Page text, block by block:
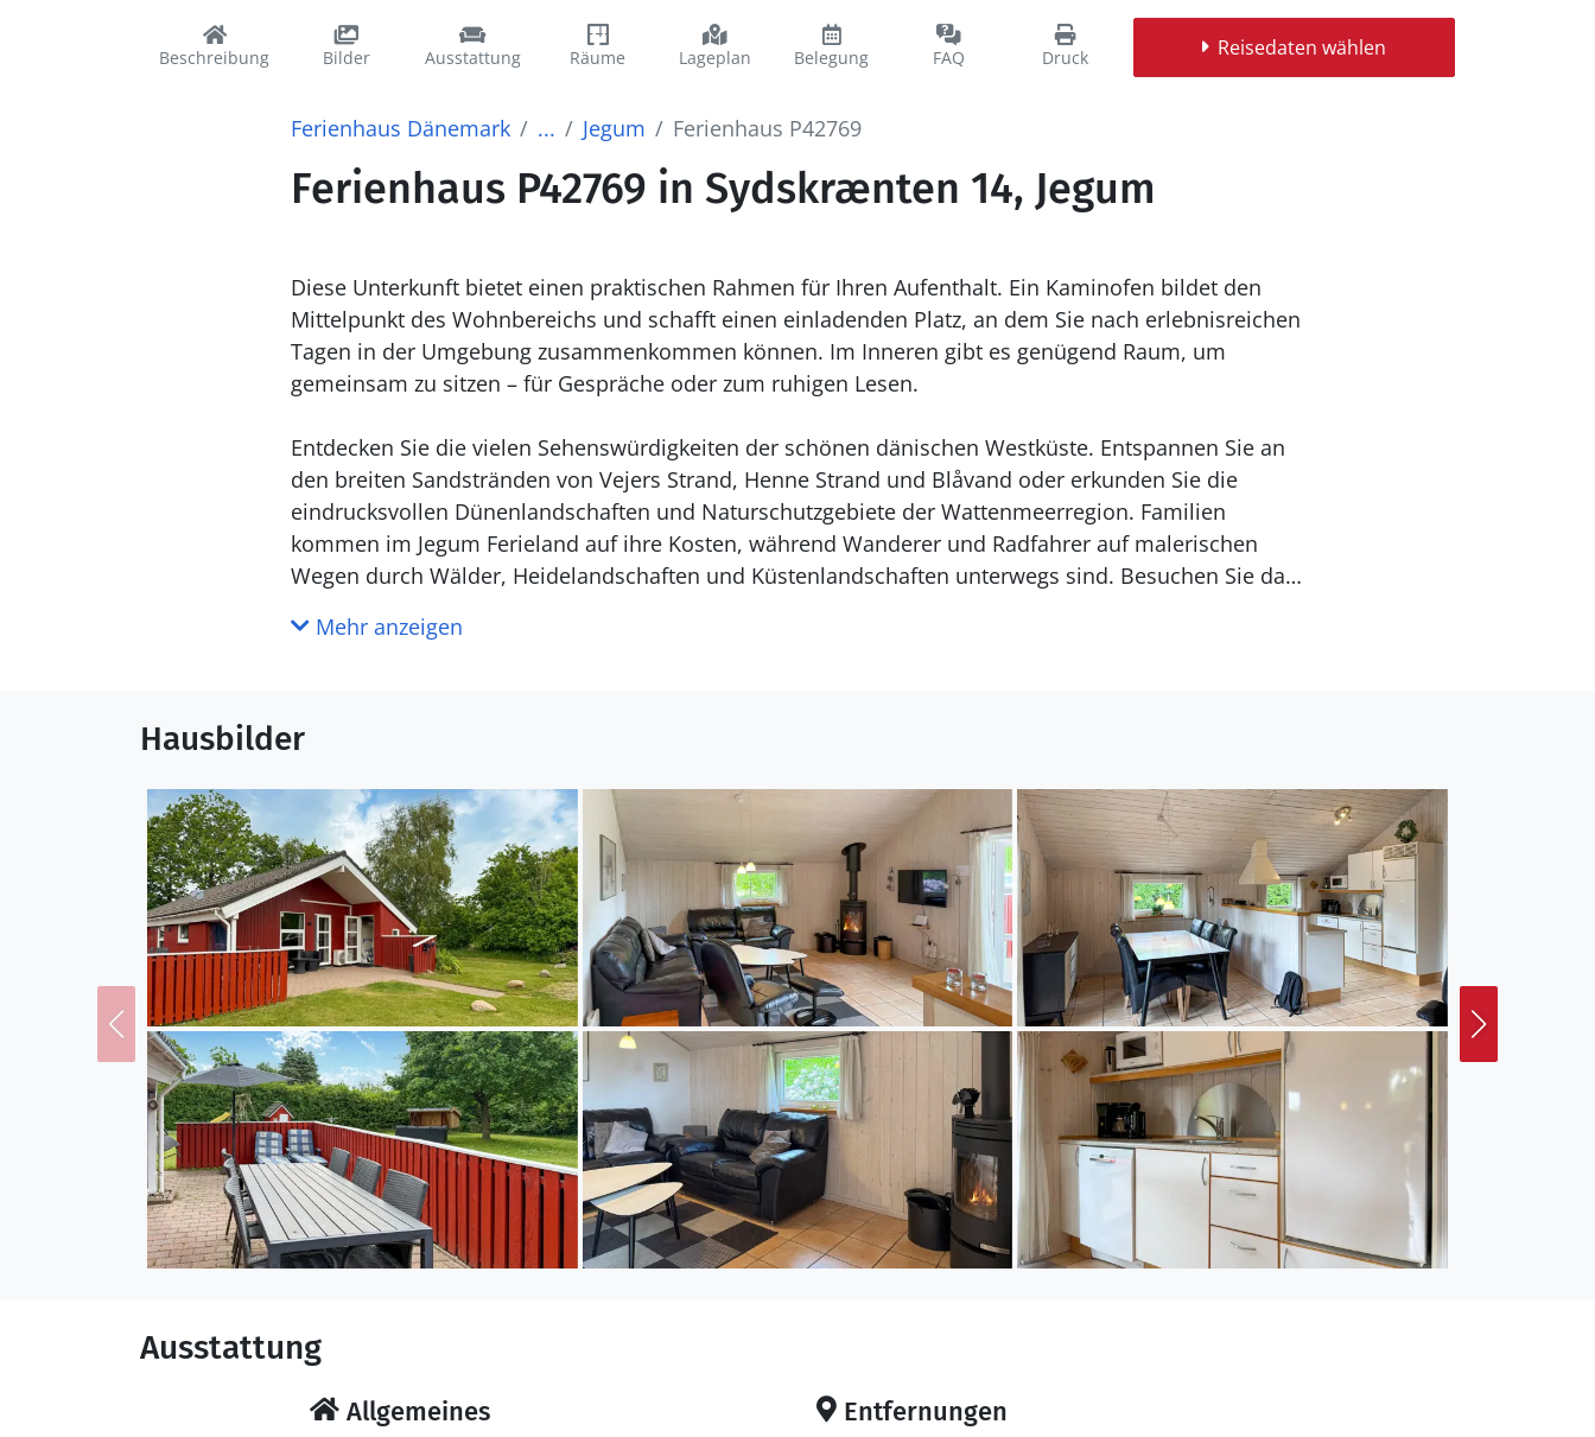
Beschreibung Bilder Ausstattung Räume Lageplan Belegung FAQ Druck Reisedaten wählen
Ferienhaus Dänemark ... Jegum Ferienhaus P42769
Ferienhaus P42769 in Sydskrænten 14, Jegum
Diese Unterkunft bietet einen praktischen Rahmen für Ihren Aufenthalt. Ein Kaminofen bildet den
Mittelpunkt des Wohnbereichs und schafft einen einladenden Platz, an dem Sie nach erlebnisreichen
Tagen in der Umgebung zusammenkommen können. Im Inneren gibt es genügend Raum, um
gemeinsam zu sitzen – für Gespräche oder zum ruhigen Lesen.
Entdecken Sie die vielen Sehenswürdigkeiten der schönen dänischen Westküste. Entspannen Sie an
den breiten Sandstränden von Vejers Strand, Henne Strand und Blåvand oder erkunden Sie die
eindrucksvollen Dünenlandschaften und Naturschutzgebiete der Wattenmeerregion. Familien
kommen im Jegum Ferieland auf ihre Kosten, während Wanderer und Radfahrer auf malerischen
Wegen durch Wälder, Heidelandschaften und Küstenlandschaften unterwegs sind. Besuchen Sie das
unternehmen Sie einen Tagesausflug nach Esbjerg mit seinem Hafen, den Einkaufsmöglichkeiten
Mehr anzeigen
Hausbilder
Ausstattung
Allgemeines Entfernungen